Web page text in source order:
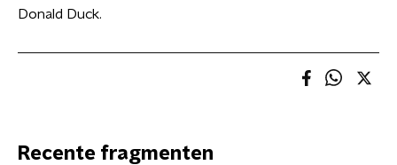
Donald Duck.
Recente fragmenten